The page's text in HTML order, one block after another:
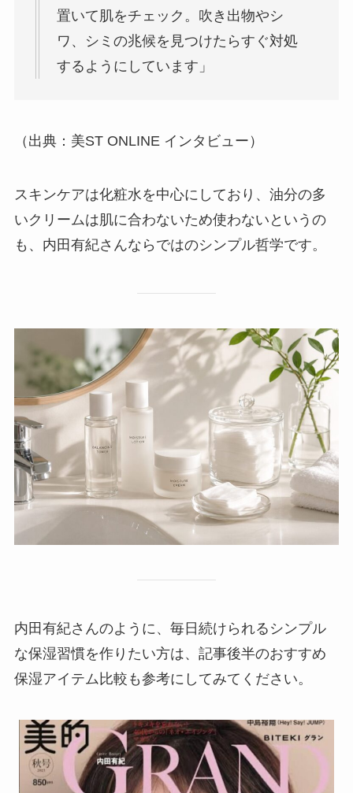
置いて肌をチェック。吹き出物やシ
ワ、シミの兆候を見つけたらすぐ対処
するようにしています」
（出典：美ST ONLINE インタビュー）
スキンケアは化粧水を中心にしており、油分の多
いクリームは肌に合わないため使わないというの
も、内田有紀さんならではのシンプル哲学です。
内田有紀さんのように、毎日続けられるシンプル
な保湿習慣を作りたい方は、記事後半のおすすめ
保湿アイテム比較も参考にしてみてください。